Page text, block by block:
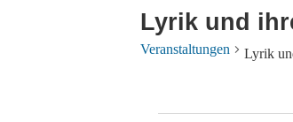
Lyrik und
Veranstaltungen Lyrik